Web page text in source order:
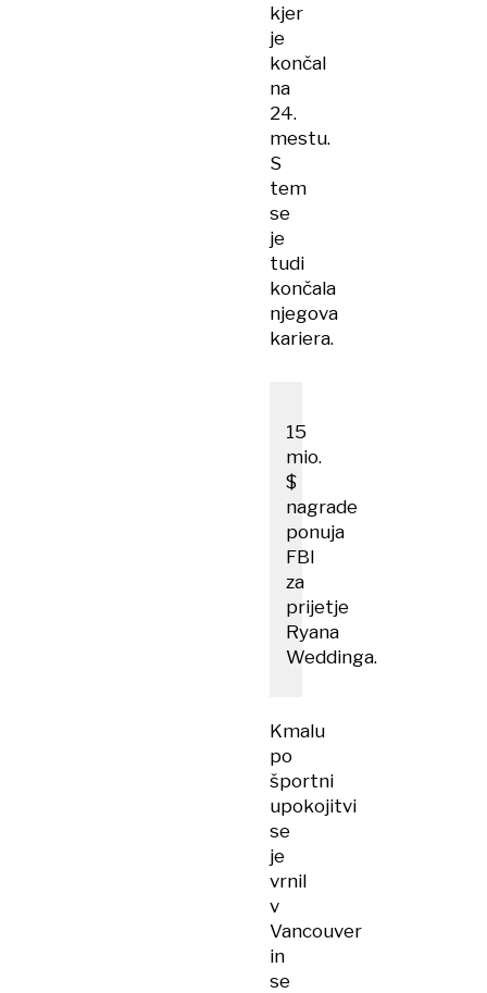
kjer
je
končal
na
24.
mestu.
S
tem
se
je
tudi
končala
njegova
kariera.
15
mio.
$
nagrade
ponuja
FBI
za
prijetje
Ryana
Weddinga.
Kmalu
po
športni
upokojitvi
se
je
vrnil
v
Vancouver
in
se